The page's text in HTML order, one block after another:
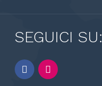
SEGUICI SU: